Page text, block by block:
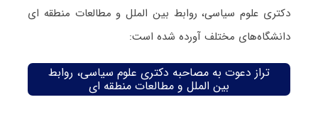
دکتری علوم سیاسی، روابط بین الملل و مطالعات منطقه ای
دانشگاه‌های مختلف آورده شده است:
تراز دعوت به مصاحبه دکتری علوم سیاسی، روابط
بین الملل و مطالعات منطقه ای